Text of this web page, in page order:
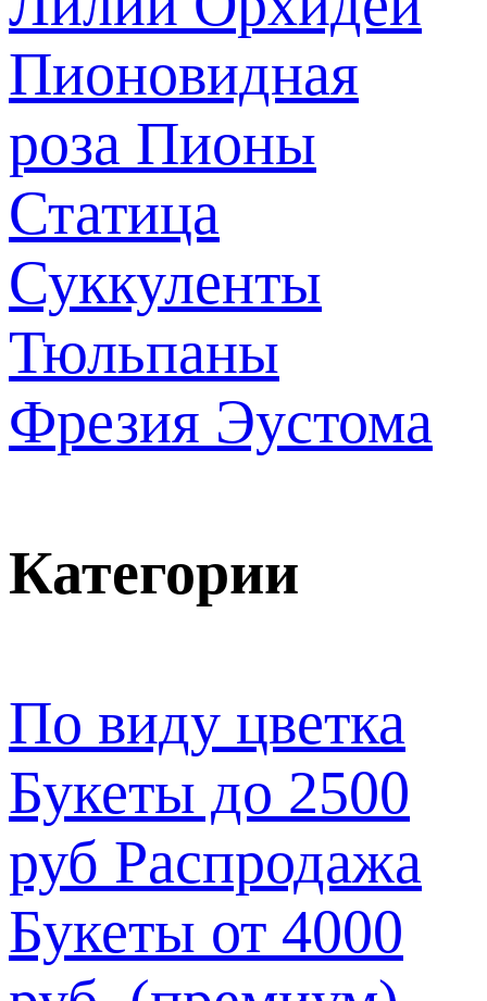
Пионовидная
роза Пионы
Статица
Суккуленты
Тюльпаны
Фрезия Эустома
Категории
По виду цветка
Букеты до 2500
руб Распродажа
Букеты от 4000